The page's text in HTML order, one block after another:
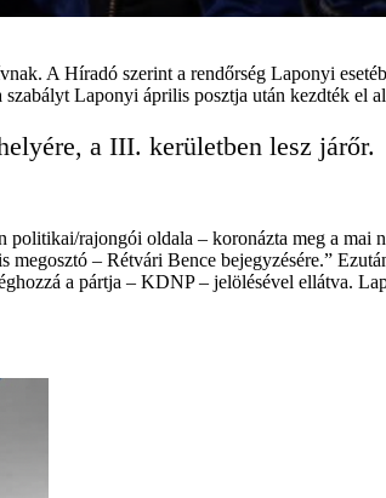
A Híradó szerint a rendőrség Laponyi
Laponyi április posztja után kezdték el
a III. kerületben lesz járőr.
rajongói oldala – koronázta meg a mai
– Rétvári Bence bejegyzésére.”
a pártja – KDNP – jelölésével ellátva.